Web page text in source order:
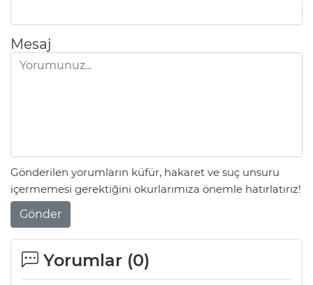
Mesaj
Gönderilen yorumların küfür, hakaret ve suç unsuru
içermemesi gerektiğini okurlarımıza önemle hatırlatırız!
Gönder
Yorumlar (0)